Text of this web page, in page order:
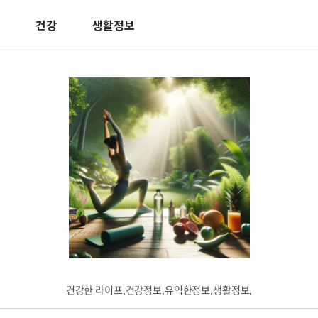
건강 생활정보
건강한 라이프.건강정보.유익한정보.생활정보.